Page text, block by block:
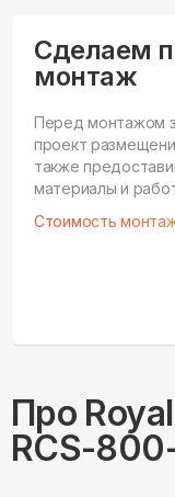
Сделаем
монтаж
Перед монтажом
проект
также
материалы и
Стоимость
Про
RCS-